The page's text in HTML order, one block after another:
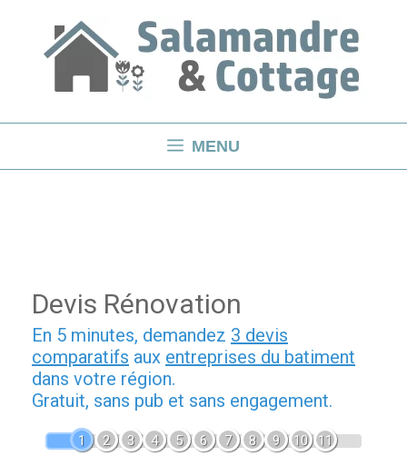
MENU
Devis Rénovation
En 5 minutes, demandez 3 devis
comparatifs aux entreprises du batiment
dans votre région.
Gratuit, sans pub et sans engagement.
1 2 3 4 5 6 7 8 9 10 11